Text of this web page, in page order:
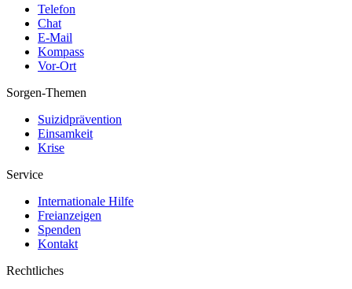
Telefon
Chat
E-Mail
Kompass
Vor-Ort
Sorgen-Themen
Suizidprävention
Einsamkeit
Krise
Service
Internationale Hilfe
Freianzeigen
Spenden
Kontakt
Rechtliches